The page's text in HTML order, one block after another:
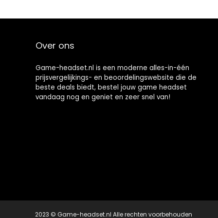
9m Bereik, Voor
Over ons
Game-headset.nl is een moderne alles-in-één
prijsvergelijkings- en beoordelingswebsite die de
beste deals biedt, bestel jouw game headset
vandaag nog en geniet en zeer snel van!
2023 © Game-headset.nl Alle rechten voorbehouden